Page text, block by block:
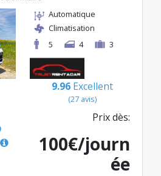
Automatique
Climatisation
5
4 3
9.96 Excellent
(27 avis)
Prix dès:
100€/journ
ée